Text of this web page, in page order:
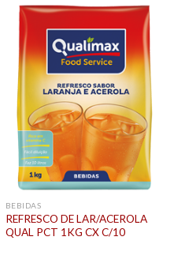
BEBIDAS
REFRESCO DE LAR/ACEROLA
QUAL PCT 1KG CX C/10